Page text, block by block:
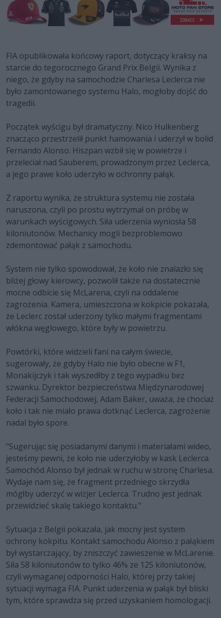
FIA opublikowała końcowy raport, dotyczący kraksy na
starcie do tegorocznego Grand Prix Belgii. Wynika z
niego, że gdyby na samochodzie Charlesa Leclerca nie
było zamontowanego systemu Halo, mogłoby dojść do
tragedii.
Początek wyścigu był dramatyczny. Nico Hulkenberg
znacząco przestrzelił punkt hamowania i uderzył w bolid
Fernando Alonso. Hiszpan wzbił się w powietrze i
przeleciał nad Sauberem, prowadzonym przez Leclerca,
a jego prawe koło uderzyło w ochronny pałąk.
Z raportu wynika, że struktura systemu nie została
naruszona, czyli po prostu wytrzymał on próbę w
warunkach wyścigowych. Siła uderzenia wyniosła 58
kiloniutonów. Mechanicy mogli bezproblemowo
zdemontować pałąk z samochodu.
System nie tylko spowodował, że koło nie znalazło się
bliżej głowy kierowcy, pozwolił także na dostatecznie
mocne odbicie się McLarena, czyli na oddalenie
zagrożenia. Kamera, umieszczona w kokpicie pokazała,
że Leclerc został uderzony tylko małymi fragmentami
włókna węglowego, które były w powietrzu.
Powtórki, które widzieli fani na całym świecie,
sugerowały, że gdyby Halo nie było obecne w F1,
Monakijczyk i tak wyszedłby z tego wypadku bez
szwanku. Dyrektor bezpieczeństwa Międzynarodowej
Federacji Samochodowej, Adam Baker, uważa, że chociaż
koło i tak nie miało prawa dotknąć Leclerca, zagrożenie
nadal było spore.
"Sugerując się posiadanymi danymi i materiałami wideo,
jesteśmy pewni, że koło nie uderzyłoby w kask Leclerca.
Samochód Alonso był jednak w ruchu w stronę Charlesa.
Wydaje nam się, że fragment przedniego skrzydła
mógłby uderzyć w wizjer Leclerca. Trudno jest jednak
przewidzieć skalę takiego kontaktu."
Sytuacja z Belgii pokazała, jak mocny jest system
ochrony kokpitu. Kontakt samochodu Alonso z pałąkiem
był wystarczający, by zniszczyć zawieszenie w McLarenie.
Siła 58 kiloniutonów to tylko 46% ze 125 kiloniutonów,
czyli wymaganej odporności Halo, której przy takiej
sytuacji wymaga FIA. Punkt uderzenia w pałąk był bliski
tym, które sprawdza się przed uzyskaniem homologacji.